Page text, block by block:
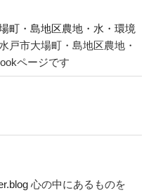
町・島地区農地・水・環境
水戸市大場町・島地区農地・
ページです
心の中にあるものを